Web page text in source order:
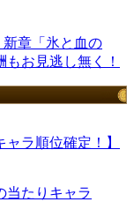
新章「氷と血の
お見逃し無く！
ラ順位確定！】
当たりキャラ